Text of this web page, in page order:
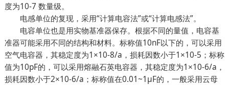
度为10-7 数量级。
电感单位的复现，采用“计算电容法”或“计算电感法”。
电容单位也是用实物基准器保存。根据不同的量值，电容基
准器可能采用不同的结构和材料。标称值10nF以下的，可以采用
空气电容器，其稳定度为1×10-8/a，损耗因数小于1×10-5；标称
值为10pF的，可以采用熔融石英电容器，其稳定度为1×10-6/a，
损耗因数小于2×10-6/a；标称值在0.01~1μF的，一般采用云母